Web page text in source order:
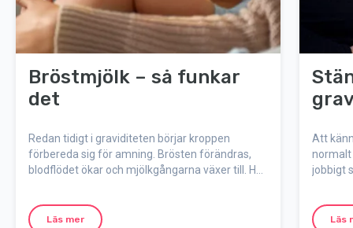
Bröstmjölk – så funkar
det
Redan tidigt i graviditeten börjar kroppen
förbereda sig för amning. Brösten förändras,
blodflödet ökar och mjölkgångarna växer till. Här
behov.Läs mer
Att
normalt
jobbigt
Läs